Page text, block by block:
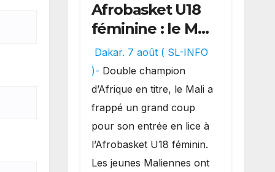
Afrobasket U18
féminine : le Mali
réalise un
véritable festival
offensif et
inflige une
lourde défaite
au Bénin.
Dakar. 7 août ( SL-INFO
)- Double champion
d’Afrique en titre, le Mali a
frappé un grand coup
pour son entrée en lice à
l’Afrobasket U18 féminin.
Les jeunes Maliennes ont